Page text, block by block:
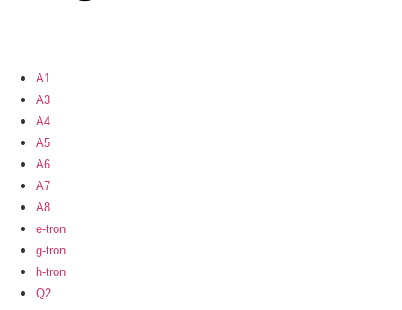
A1
A3
A4
A5
A6
A7
A8
e-tron
g-tron
h-tron
Q2